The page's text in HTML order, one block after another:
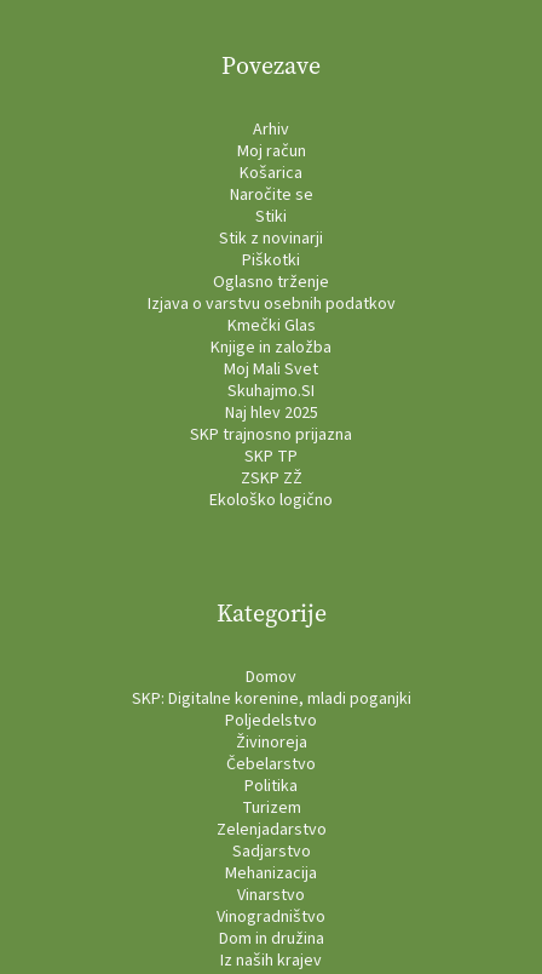
Povezave
Arhiv
Moj račun
Košarica
Naročite se
Stiki
Stik z novinarji
Piškotki
Oglasno trženje
Izjava o varstvu osebnih podatkov
Kmečki Glas
Knjige in založba
Moj Mali Svet
Skuhajmo.SI
Naj hlev 2025
SKP trajnosno prijazna
SKP TP
ZSKP ZŽ
Ekološko logično
Kategorije
Domov
SKP: Digitalne korenine, mladi poganjki
Poljedelstvo
Živinoreja
Čebelarstvo
Politika
Turizem
Zelenjadarstvo
Sadjarstvo
Mehanizacija
Vinarstvo
Vinogradništvo
Dom in družina
Iz naših krajev